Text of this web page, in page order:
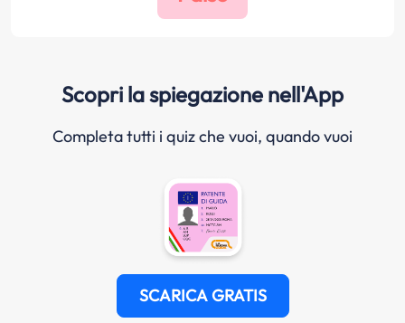
Scopri la spiegazione nell'App
Completa tutti i quiz che vuoi, quando vuoi
SCARICA GRATIS